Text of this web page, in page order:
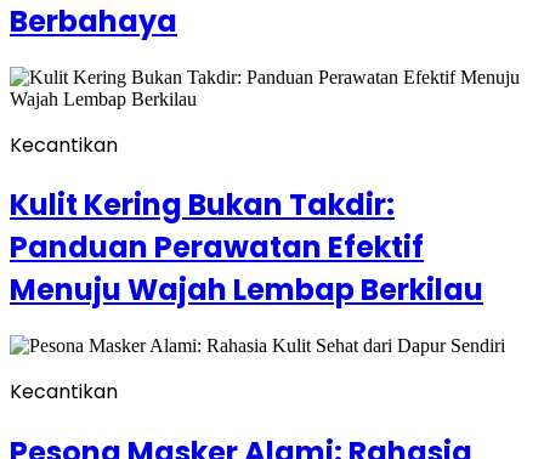
Berbahaya
Kecantikan
Kulit Kering Bukan Takdir:
Panduan Perawatan Efektif
Menuju Wajah Lembap Berkilau
Kecantikan